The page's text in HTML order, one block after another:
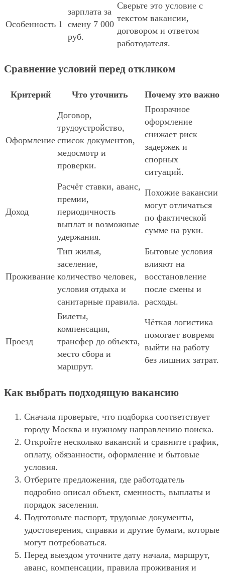
Особенность 1
зарплата за
смену 7 000
руб.
Сверьте это условие с
текстом вакансии,
договором и ответом
работодателя.
Сравнение условий перед откликом
Критерий Что уточнить Почему это важно
Оформление
Договор,
трудоустройство,
список документов,
медосмотр и
проверки.
Прозрачное
оформление
снижает риск
задержек и
спорных
ситуаций.
Доход
Расчёт ставки, аванс,
премии,
периодичность
выплат и возможные
удержания.
Похожие вакансии
могут отличаться
по фактической
сумме на руки.
Проживание
Тип жилья,
заселение,
количество человек,
условия отдыха и
санитарные правила.
Бытовые условия
влияют на
восстановление
после смены и
расходы.
Проезд
Билеты,
компенсация,
трансфер до объекта,
место сбора и
маршрут.
Чёткая логистика
помогает вовремя
выйти на работу
без лишних затрат.
Как выбрать подходящую вакансию
Сначала проверьте, что подборка соответствует
городу Москва и нужному направлению поиска.
Откройте несколько вакансий и сравните график,
оплату, обязанности, оформление и бытовые
условия.
Отберите предложения, где работодатель
подробно описал объект, сменность, выплаты и
порядок заселения.
Подготовьте паспорт, трудовые документы,
удостоверения, справки и другие бумаги, которые
могут потребоваться.
Перед выездом уточните дату начала, маршрут,
аванс, компенсации, правила проживания и